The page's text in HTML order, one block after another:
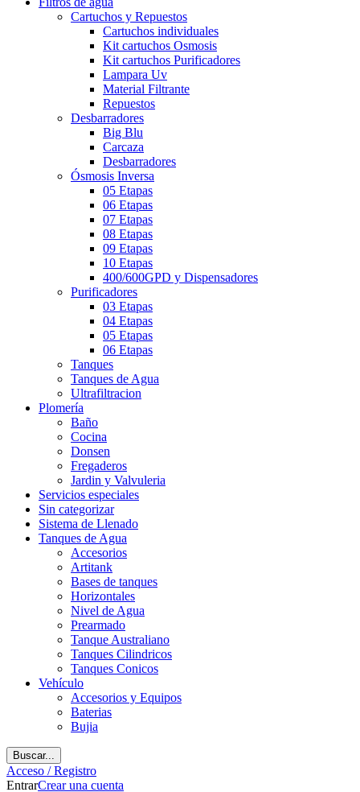
Cartuchos y Repuestos
Cartuchos individuales
Kit cartuchos Osmosis
Kit cartuchos Purificadores
Lampara Uv
Material Filtrante
Repuestos
Desbarradores
Big Blu
Carcaza
Desbarradores
Ósmosis Inversa
05 Etapas
06 Etapas
07 Etapas
08 Etapas
09 Etapas
10 Etapas
400/600GPD y Dispensadores
Purificadores
03 Etapas
04 Etapas
05 Etapas
06 Etapas
Tanques
Tanques de Agua
Ultrafiltracion
Plomería
Baño
Cocina
Donsen
Fregaderos
Jardin y Valvuleria
Servicios especiales
Sin categorizar
Sistema de Llenado
Tanques de Agua
Accesorios
Artitank
Bases de tanques
Horizontales
Nivel de Agua
Prearmado
Tanque Australiano
Tanques Cilindricos
Tanques Conicos
Vehículo
Accesorios y Equipos
Baterias
Bujia
Buscar...
Acceso / Registro
EntrarCrear una cuenta